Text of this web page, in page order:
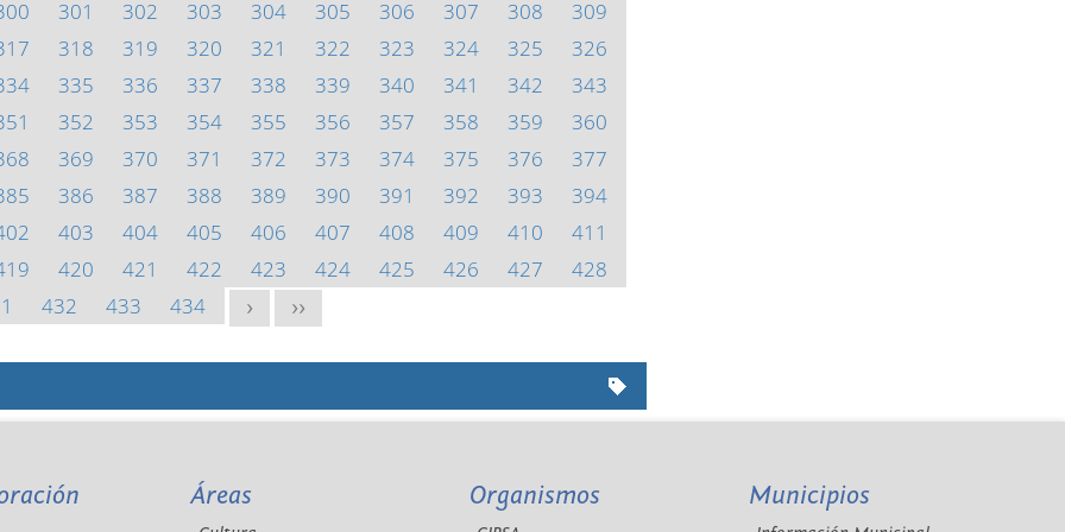
301 302 303 304 305 306 307 308
309
318 319 320 321 322 323 324 325
326
335 336 337 338 339 340 341 342
343
352 353 354 355 356 357 358 359
360
369 370 371 372 373 374 375 376
377
386 387 388 389 390 391 392 393
394
403 404 405 406 407 408 409 410
411
420 421 422 423 424 425 426 427
428
432 433 434 > >>
Áreas Organismos Municipios